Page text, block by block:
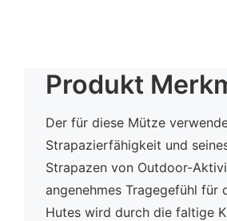
Produkt
Der für diese Mütze
Strapazierfähigkeit und
Strapazen von Outdoor-
angenehmes Tragegefühl
Hutes wird durch die faltige